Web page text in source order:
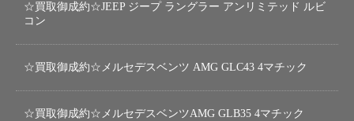
☆買取御成約☆JEEP ジープ ラングラー アンリミテッド ルビ
コン
☆買取御成約☆メルセデスベンツ AMG GLC43 4マチック
☆買取御成約☆メルセデスベンツAMG GLB35 4マチック